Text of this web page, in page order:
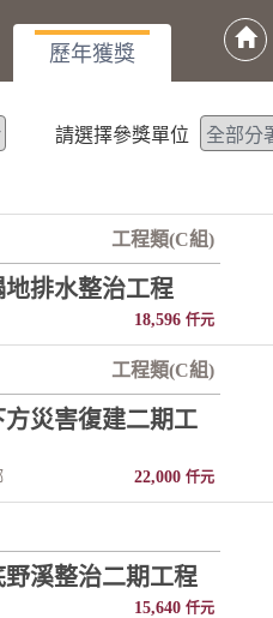
歷年獲獎
請選擇參獎單位
工程類(C組)
地排水整治工程
18,596 仟元
工程類(C組)
災害復建二期工
22,000 仟元
溪整治二期工程
15,640 仟元